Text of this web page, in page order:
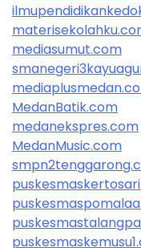
mediasumut.com
MedanBatik.com
medanekspres.com
MedanMusic.com